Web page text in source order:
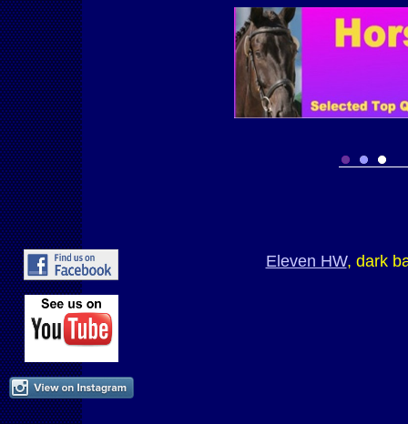
Eleven HW, dark